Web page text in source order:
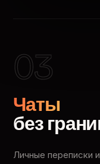
03
Чаты
без
Личные переписки